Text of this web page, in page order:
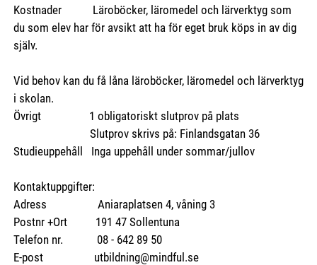
Kostnader Läroböcker, läromedel och lärverktyg som
du som elev har för avsikt att ha för eget bruk köps in av dig
själv.
Vid behov kan du få låna läroböcker, läromedel och lärverktyg
i skolan.
Övrigt 1 obligatoriskt slutprov på plats
Slutprov skrivs på: Finlandsgatan 36
Studieuppehåll Inga uppehåll under sommar/jullov
Kontaktuppgifter:
Adress Aniaraplatsen 4, våning 3
Postnr +Ort 191 47 Sollentuna
Telefon nr. 08 - 642 89 50
E-post utbildning@mindful.se